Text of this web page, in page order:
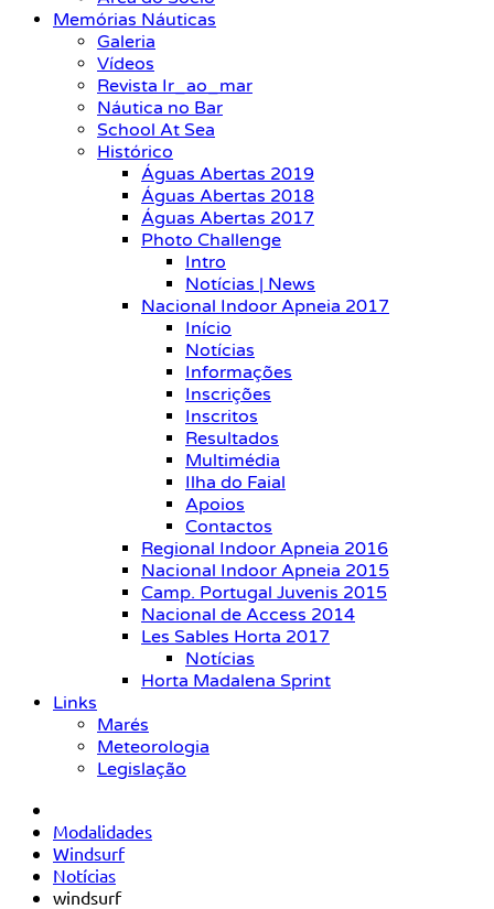
Memórias Náuticas
Galeria
Vídeos
Revista Ir_ao_mar
Náutica no Bar
School At Sea
Histórico
Águas Abertas 2019
Águas Abertas 2018
Águas Abertas 2017
Photo Challenge
Intro
Notícias | News
Nacional Indoor Apneia 2017
Início
Notícias
Informações
Inscrições
Inscritos
Resultados
Multimédia
Ilha do Faial
Apoios
Contactos
Regional Indoor Apneia 2016
Nacional Indoor Apneia 2015
Camp. Portugal Juvenis 2015
Nacional de Access 2014
Les Sables Horta 2017
Notícias
Horta Madalena Sprint
Links
Marés
Meteorologia
Legislação
Modalidades
Windsurf
Notícias
windsurf